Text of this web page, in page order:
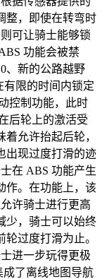
整，即使在转弯时
可让骑士能够锁
功能会被禁
、新的公路越野
有限的时间内锁定
控制功能，此时
后轮上的激活受
允许抬起后轮，
出现过度打滑的迹
在 ABS 功能产生
作。在功能上，该
许骑士进行更高
少，骑士可以始终
过度打滑为止。
进一步玩得更极
成了离线地图导航